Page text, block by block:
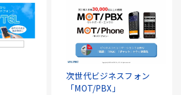
次世代ビジネスフォン
「MOT/PBX」